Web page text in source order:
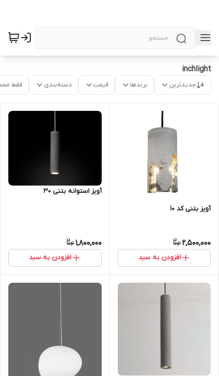
inchlight
جدیدترین برندها قیمت دسته‌بندی فقط
آویز بتنی کد 10
2,500,000
افزودن به سبد
آویز استوانه بتنی 30
1,800,000
افزودن به سبد